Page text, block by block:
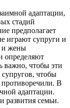
адаптации,
стадий
предполагает
играют супруги и
и жены
определяют
важно, чтобы эти
чтобы
В
адаптации.
развития семьи.